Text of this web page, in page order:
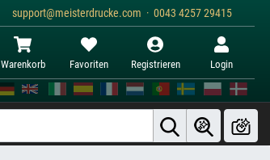
support@meisterdrucke.com · 0043 4257 29415
Warenkorb Favoriten Registrieren Login